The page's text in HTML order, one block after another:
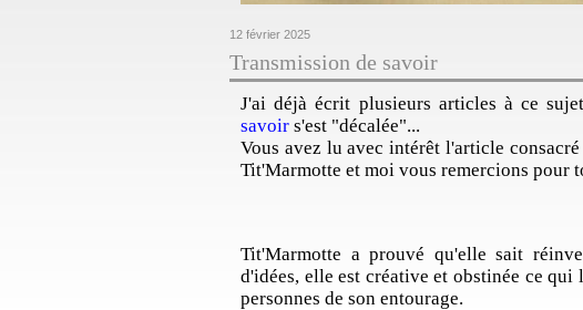
12 février 2025
Transmission de savoir
J'ai déjà écrit plusieurs articles à ce
savoir s'est "décalée"...
Vous avez lu avec intérêt l'article consacré
Tit'Marmotte et moi vous remercions pour
Tit'Marmotte a prouvé qu'elle sait
d'idées, elle est créative et obstinée ce
personnes de son entourage.